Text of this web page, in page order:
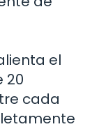
el
20
cada